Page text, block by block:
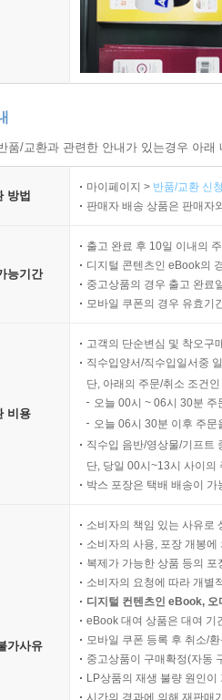
품/교환과 관련한 안내가 있는경우 아
방법
마이페이지 > 반품/교환 신
판매자 배송 상품은 판매자
능기간
출고 완료 후 10일 이내의
디지털 콘텐츠인 eBook의
중고상품의 경우 출고 완료
모바일 쿠폰의 경우 유효기
비용
고객의 단순변심 및 착오구
직수입양서/직수입일서중
단, 아래의 주문/취소 조건
오늘 00시 ~ 06시 30분
오늘 06시 30분 이후 주
직수입 음반/영상물/기프트
단, 당일 00시~13시 사이의
박스 포장은 택배 배송이
가사유
소비자의 책임 있는 사유로
소비자의 사용, 포장 개봉
복제가 가능한 상품 등의
소비자의 요청에 따라 개별
디지털 컨텐츠인 eBook,
eBook 대여 상품은 대여 기
모바일 쿠폰 등록 후 취소/
중고상품이 구매확정(자동
LP상품의 재생 불량 원인